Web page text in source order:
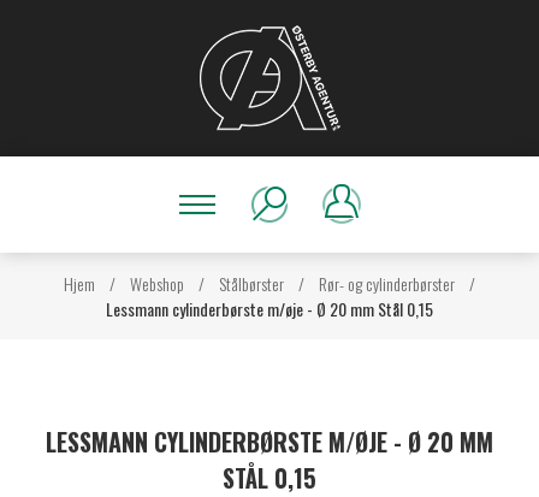
Hjem / Webshop / Stålbørster / Rør- og cylinderbørster /
Lessmann cylinderbørste m/øje - Ø 20 mm Stål 0,15
LESSMANN CYLINDERBØRSTE M/ØJE - Ø 20 MM
STÅL 0,15